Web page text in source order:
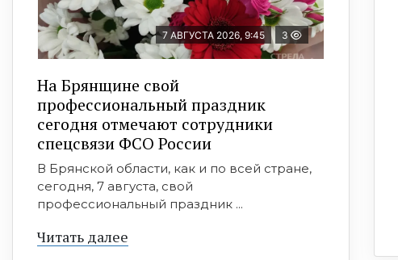
7 АВГУСТА 2026, 9:45 3
На Брянщине свой
профессиональный праздник
сегодня отмечают сотрудники
спецсвязи ФСО России
В Брянской области, как и по всей стране,
сегодня, 7 августа, свой
профессиональный праздник ...
Читать далее